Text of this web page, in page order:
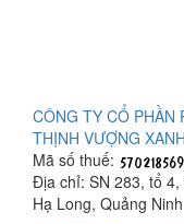
CÔNG TY CỔ PHẦN
THỊNH VƯỢNG XANH
Mã số thuế:
Địa chỉ: SN 283, tổ
Hạ Long, Quảng Ninh